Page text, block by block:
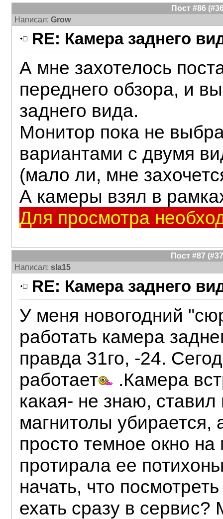
Пост #86
Написал: Grow
RE: Камера заднего
А мне захотелось
переднего обзора, и
заднего вида.
Монитор пока не
вариантами с двумя
(мало ли, мне
А камеры взял в
Для просмотра
Пост #87
Написал: sla15
RE: Камера заднего
У меня новогодний
работать камера
правда 31го, -24.
работает
.Камера
какая- не знаю,
магнитолы убирается,
просто темное окно
протирала ее
начать, что
ехать сразу в